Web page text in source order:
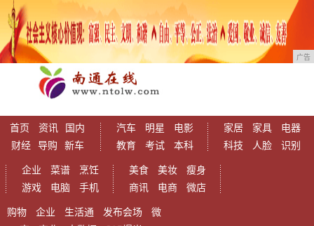
广告
首页 资讯
国内
财经
导购 新车
汽车 明星
电影
教育
考试 本科
家居 家具
电器
科技
人脸 识别
企业 菜谱
烹饪
游戏
电脑 手机
美食 美妆
瘦身
商讯
电商 微店
购物 企业 生活通 发布会场
微